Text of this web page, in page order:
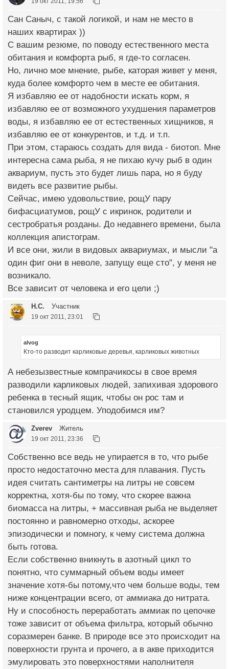
Сан Саныч, с такой логикой, и нам не место в
наших квартирах ))
С вашим резюме, по поводу естественного места
обитания и комфорта рыб, я где-то согласен.
Но, лично мое мнение, рыбе, каторая живет у меня,
куда более комфорто чем в месте ее обитания.
Я избавляю ее от надобности искать корм, я
избавляю ее от возможного ухудшения параметров
воды, я избавляю ее от естественных хищников, я
избавляю ее от конкурентов, и т.д. и т.п.
При этом, стараюсь создать для вида - биотоп. Мне
интересна сама рыба, я не пихаю кучу рыб в один
аквариум, пусть это будет лишь пара, но я буду
видеть все развитие рыбы.
Сейчас, имею удовольствие, рощУ пару
бифасциатумов, рощУ с икринок, родители и
сестробратья розданы. До недавнего времени, была
коллекция апистограм.
И все они, жили в видовых аквариумах, и мысли "а
один фиг они в неволе, запущу еще сто", у меня не
возникало.
Все зависит от человека и его цели ;)
Н.С. Участник
19 окт 2011, 23:01
alvog
Кто-то разводит карликовые деревья, карликовых животных
А небезызвестные компрачикосы в свое время
разводили карликовых людей, запихивая здорового
ребенка в тесный ящик, чтобы он рос там и
становился уродцем. Уподобимся им?
Zverev Житель
19 окт 2011, 23:36
Собственно все ведь не упирается в то, что рыбе
просто недостаточно места для плавания. Пусть
идея считать сантиметры на литры не совсем
корректна, хотя-бы по тому, что скорее важна
биомасса на литры, + массивная рыба не выделяет
постоянно и равномерно отходы, аскорее
эпизодически и помногу, к чему система должна
быть готова.
Если собственно вникнуть в азотный цикл то
понятно, что суммарный объем воды имеет
значение хотя-бы потому,что чем больше воды, тем
ниже концентрации всего, от аммиака до нитрата.
Ну и способность переработать аммиак по цепочке
тоже зависит от объема фильтра, который обычно
соразмерен банке. В природе все это происходит на
поверхности грунта и прочего, а в акве приходится
эмулировать это поверхностями наполнителя